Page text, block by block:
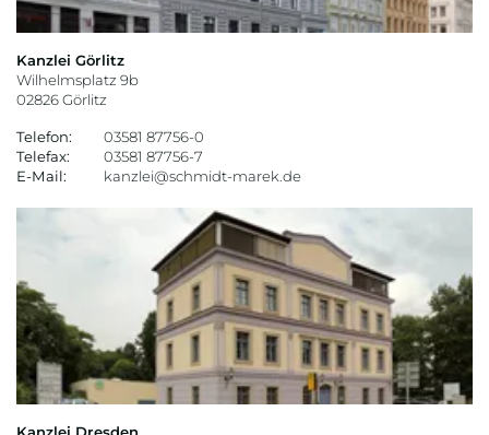
Kanzlei Görlitz
Wilhelmsplatz 9b
02826 Görlitz
Telefon:
03581 87756-0
Telefax:
03581 87756-7
E-Mail:
kanzlei@schmidt-marek.de